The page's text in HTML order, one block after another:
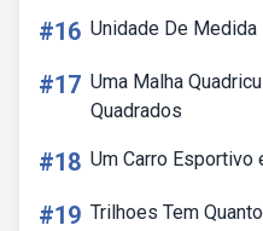
#16 Unidade De
#17 Uma Malha
Quadrados
#18 Um Carro Esportivo
#19 Trilhoes Tem